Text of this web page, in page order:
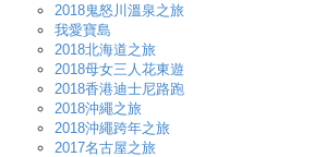
2018鬼怒川溫泉之旅
我愛寶島
2018北海道之旅
2018母女三人花東遊
2018香港迪士尼路跑
2018沖繩之旅
2018沖繩跨年之旅
2017名古屋之旅